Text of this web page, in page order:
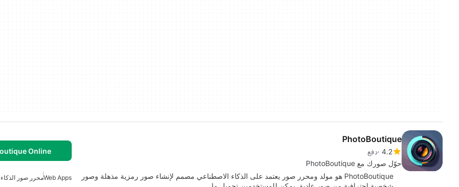
PhotoBoutique
4.2 دفع
حوّل صورك مع PhotoBoutique
Online
PhotoBoutique هو مولد ومحرر صور يعتمد على الذكاء الاصطناعي مصمم لإنشاء صور رمزية مذهلة وصور
Web Appsمحرر صور